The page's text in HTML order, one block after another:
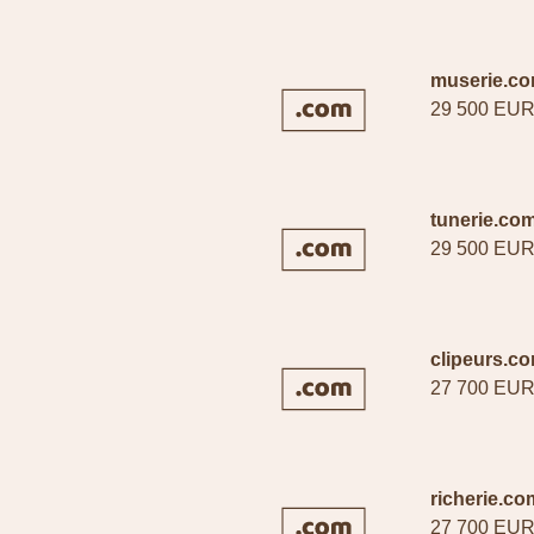
29 500 EUR
29 500 EUR
27 700 EUR
27 700 EUR